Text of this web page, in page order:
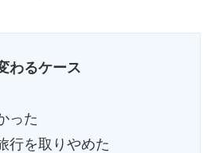
わるケース
った
行を取りやめた